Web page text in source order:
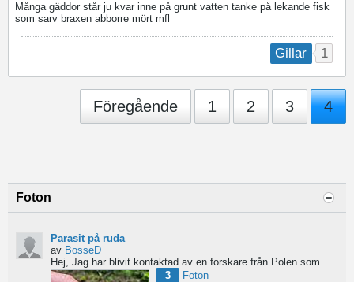
Många gäddor står ju kvar inne på grunt vatten tanke på lekande fisk
som sarv braxen abborre mört mfl
Gillar 1
Föregående 1 2 3 4
Foton
Parasit på ruda
av BosseD
Hej, Jag har blivit kontaktad av en forskare från Polen som är på jakt efter material av...
3
Foton